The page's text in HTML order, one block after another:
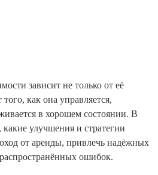
зависит не только от её
как она управляется,
в хорошем состоянии. В
какие улучшения и стратегии
от аренды, привлечь надёжных
ошибок.